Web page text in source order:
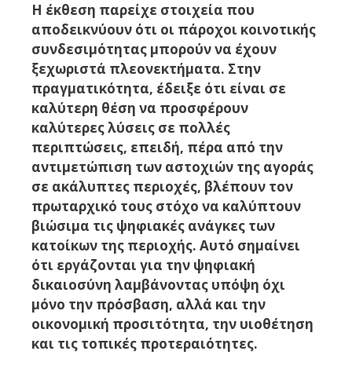
Η έκθεση παρείχε στοιχεία που
αποδεικνύουν ότι οι πάροχοι κοινοτικής
συνδεσιμότητας μπορούν να έχουν
ξεχωριστά πλεονεκτήματα. Στην
πραγματικότητα, έδειξε ότι είναι σε
καλύτερη θέση να προσφέρουν
καλύτερες λύσεις σε πολλές
περιπτώσεις, επειδή, πέρα ​​από την
αντιμετώπιση των αστοχιών της αγοράς
σε ακάλυπτες περιοχές, βλέπουν τον
πρωταρχικό τους στόχο να καλύπτουν
βιώσιμα τις ψηφιακές ανάγκες των
κατοίκων της περιοχής. Αυτό σημαίνει
ότι εργάζονται για την ψηφιακή
δικαιοσύνη λαμβάνοντας υπόψη όχι
μόνο την πρόσβαση, αλλά και την
οικονομική προσιτότητα, την υιοθέτηση
και τις τοπικές προτεραιότητες.